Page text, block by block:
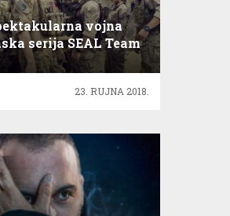
vojna
serija SEAL Team
malim ekranima!
23. RUJNA 2018.